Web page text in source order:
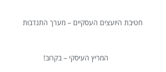
חטיבת היועצים העסקיים – מערך התנדבות
המריץ העיסקי – בקרוב!